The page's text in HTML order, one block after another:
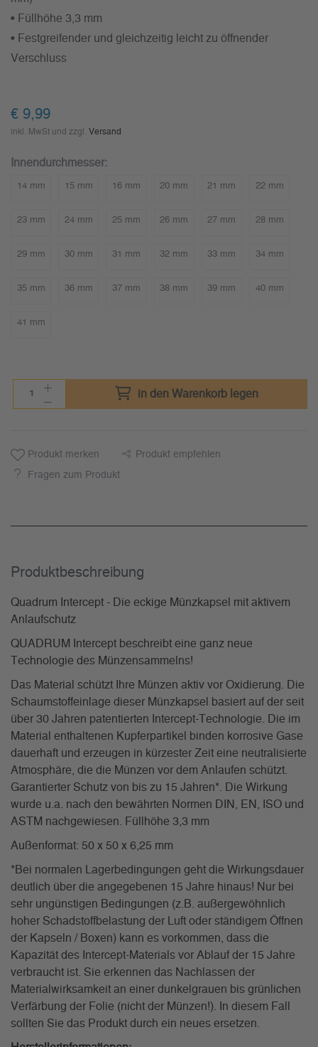
• Füllhöhe 3,3 mm
• Festgreifender und gleichzeitig leicht zu öffnender
Verschluss
€ 9,99
inkl. MwSt und zzgl. Versand
Innendurchmesser:
14 mm 15 mm 16 mm 20 mm 21 mm 22 mm
23 mm 24 mm 25 mm 26 mm 27 mm 28 mm
29 mm 30 mm 31 mm 32 mm 33 mm 34 mm
35 mm 36 mm 37 mm 38 mm 39 mm 40 mm
41 mm
in den Warenkorb legen
Produkt merken Produkt empfehlen
Fragen zum Produkt
Produkt­beschreibung
Quadrum Intercept - Die eckige Münzkapsel mit aktivem
Anlaufschutz
QUADRUM Intercept beschreibt eine ganz neue
Technologie des Münzensammelns!
Das Material schützt Ihre Münzen aktiv vor Oxidierung. Die
Schaumstoffeinlage dieser Münzkapsel basiert auf der seit
über 30 Jahren patentierten Intercept-Technologie. Die im
Material enthaltenen Kupferpartikel binden korrosive Gase
dauerhaft und erzeugen in kürzester Zeit eine neutralisierte
Atmosphäre, die die Münzen vor dem Anlaufen schützt.
Garantierter Schutz von bis zu 15 Jahren*. Die Wirkung
wurde u.a. nach den bewährten Normen DIN, EN, ISO und
ASTM nachgewiesen. Füllhöhe 3,3 mm
Außenformat: 50 x 50 x 6,25 mm
*Bei normalen Lagerbedingungen geht die Wirkungsdauer
deutlich über die angegebenen 15 Jahre hinaus! Nur bei
sehr ungünstigen Bedingungen (z.B. außergewöhnlich
hoher Schadstoffbelastung der Luft oder ständigem Öffnen
der Kapseln / Boxen) kann es vorkommen, dass die
Kapazität des Intercept-Materials vor Ablauf der 15 Jahre
verbraucht ist. Sie erkennen das Nachlassen der
Materialwirksamkeit an einer dunkelgrauen bis grünlichen
Verfärbung der Folie (nicht der Münzen!). In diesem Fall
sollten Sie das Produkt durch ein neues ersetzen.